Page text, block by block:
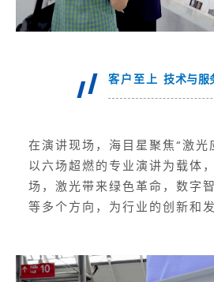
客户至上 技术与服
在演讲现场，海目星聚焦“激光
以六场超燃的专业演讲为载体
场，激光带来绿色革命，数字
等多个方向，为行业的创新和